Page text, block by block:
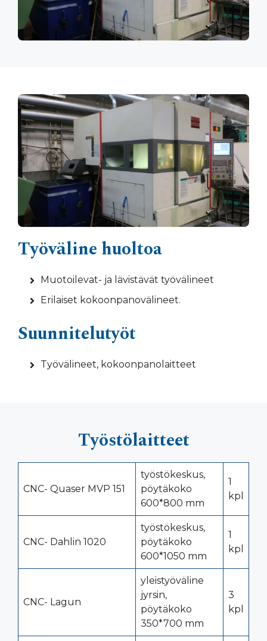
Työväline huoltoa
Muotoilevat- ja lävistävät työvälineet
Erilaiset kokoonpanovälineet.
Suunnitelutyöt
Työvälineet, kokoonpanolaitteet
Työstölaitteet
CNC- Quaser MVP 151
työstökeskus,
pöytäkoko
600*800 mm
1
kpl
CNC- Dahlin 1020
työstökeskus,
pöytäkoko
600*1050 mm
1
kpl
CNC- Lagun
yleistyöväline
jyrsin,
pöytäkoko
350*700 mm
3
kpl